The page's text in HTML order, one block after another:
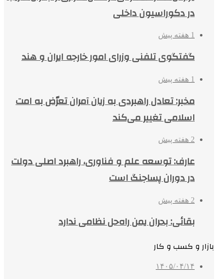
در دکوراسیون داخلی
1 هفته پیش
گفتگوی تلفنی وزرای امور خارجه ایران و هند
1 هفته پیش
مخبر: تعادل راهبردی به زیان آمران تعرّض به امت
اسلامی تغییر می‌کند
2 هفته پیش
عارف: توسعه علم و فناوری، راهبرد اصلی دولت
در دوران پساجنگ است
2 هفته پیش
بقائی: بحران یمن راه‌حل نظامی ندارد
بازار و کسب و کار
۱۴۰۵/۰۴/۱۴